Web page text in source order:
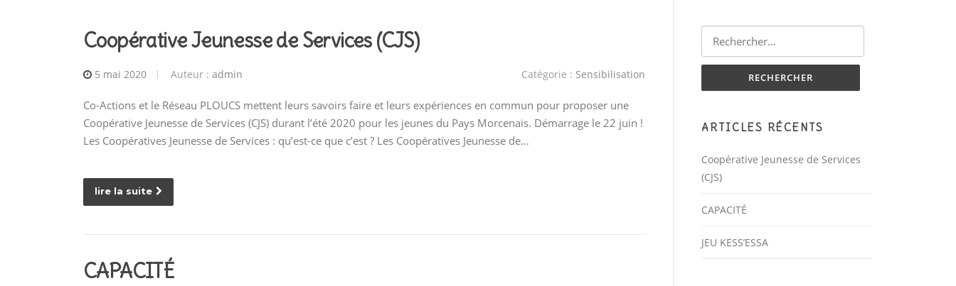
Coopérative Jeunesse de Services (CJS)
5 mai 2020 Auteur : admin Catégorie : Sensibilisation
Co-Actions et le Réseau PLOUCS mettent leurs savoirs faire et leurs expériences en commun pour proposer une
Coopérative Jeunesse de Services (CJS) durant l’été 2020 pour les jeunes du Pays Morcenais. Démarrage le 22 juin !
Les Coopératives Jeunesse de Services : qu’est-ce que c’est ? Les Coopératives Jeunesse de…
lire la suite
CAPACITÉ
Rechercher :
ARTICLES RÉCENTS
Coopérative Jeunesse de Services
(CJS)
CAPACITÉ
JEU KESS’ESSA